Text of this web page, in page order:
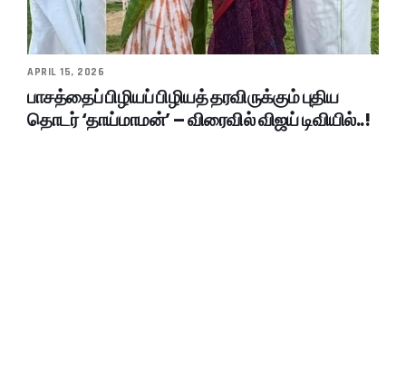
APRIL 15, 2026
பாசத்தைப் பிழியப் பிழியத் தரவிருக்கும் புதிய
தொடர் ‘தாய்மாமன்’ – விரைவில் விஜய் டிவியில்..!